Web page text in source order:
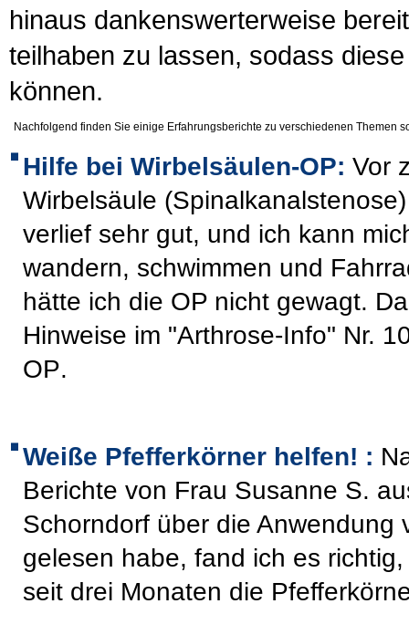
hinaus dankenswerterweise
teilhaben zu lassen, sodass
können.
Nachfolgend finden Sie einige Erfahrungsberichte zu verschiedenen Themen
Hilfe bei Wirbelsäulen-OP: Vor
Wirbelsäule
verlief sehr gut, und ich kann
wandern, schwimmen und
hätte ich die OP nicht gewagt.
Hinweise im "Arthrose-Info" Nr.
OP.
Weiße Pfefferkörner helfen! :
Berichte von Frau Susanne S.
Schorndorf über die
gelesen habe, fand ich es
seit drei Monaten die